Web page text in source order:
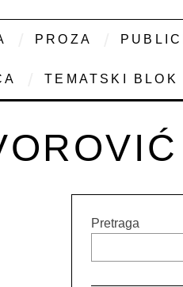
PROZA
TEMATSKI BLOK
Pretraga